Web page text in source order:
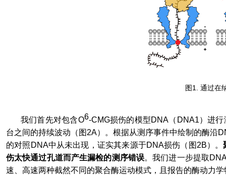
图1. 通过在
我们首先对包含O6-CMG损伤的模型DNA （ DNA1）进
台之间的持续波动（图2A）。根据从测序事件中绘制的酶沿
的对照 DNA中从未出现，证实其来源于DNA损伤（图2B）。
伤太快通过孔道而产生漏检的测序错误。我们进一步提取
速、高速两种截然不同的聚合酶运动模式，且报告的酶动力